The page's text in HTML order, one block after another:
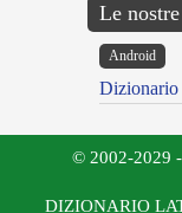
Le
Android
Dizionario
© 2002-2029
DIZIONARIO